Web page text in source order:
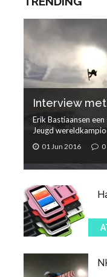
Interview met
Erik Bastiaansen
Jeugd
01 Jun 2016